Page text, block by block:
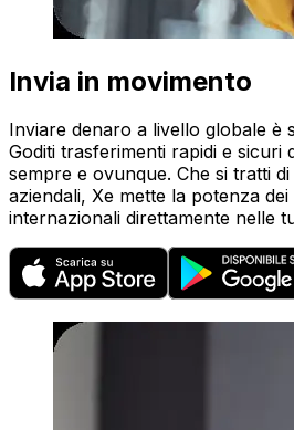
Invia in movimento
Inviare denaro a livello globale è
Goditi trasferimenti rapidi e sicuri
sempre e ovunque. Che si tratti
aziendali, Xe mette la potenza
internazionali direttamente nelle